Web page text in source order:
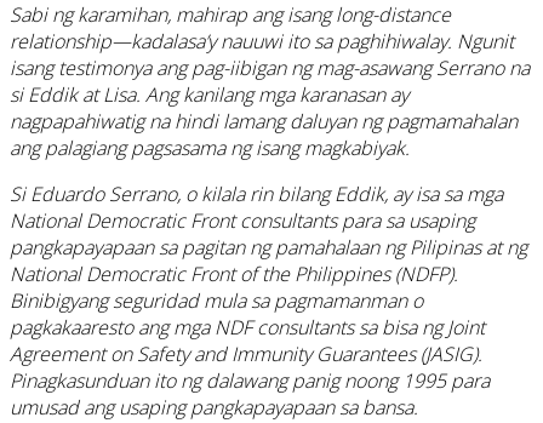
Sabi ng karamihan, mahirap ang isang long-distance
relationship—kadalasa’y nauuwi ito sa paghihiwalay. Ngunit
isang testimonya ang pag-iibigan ng mag-asawang Serrano na
si Eddik at Lisa. Ang kanilang mga karanasan ay
nagpapahiwatig na hindi lamang daluyan ng pagmamahalan
ang palagiang pagsasama ng isang magkabiyak.
Si Eduardo Serrano, o kilala rin bilang Eddik, ay isa sa mga
National Democratic Front consultants para sa usaping
pangkapayapaan sa pagitan ng pamahalaan ng Pilipinas at ng
National Democratic Front of the Philippines (NDFP).
Binibigyang seguridad mula sa pagmamanman o
pagkakaaresto ang mga NDF consultants sa bisa ng Joint
Agreement on Safety and Immunity Guarantees (JASIG).
Pinagkasunduan ito ng dalawang panig noong 1995 para
umusad ang usaping pangkapayapaan sa bansa.